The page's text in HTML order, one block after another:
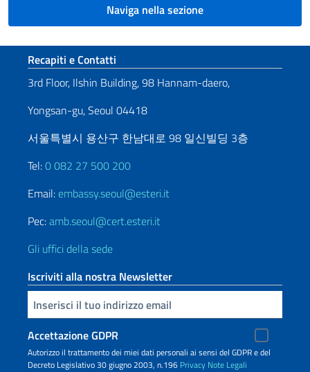
Naviga nella sezione
Sezione footer
Recapiti e Contatti
3rd Floor, Ilshin Building, 98 Hannam-daero,
Yongsan-gu, Seoul 04418
서울특별시 용산구 한남대로 98 일신빌딩 3층
Tel:0 082 27 500 200
Email: embassy.seoul@esteri.it
Pec:amb.seoul@cert.esteri.it
Gli uffici della sede
Iscriviti alla nostra Newsletter
Inserisci la tua email
Accettazione GDPR
Autorizzo il trattamento dei miei dati personali ai sensi del GDPR e del
Decreto Legislativo 30 giugno 2003, n.196 Privacy Note Legali